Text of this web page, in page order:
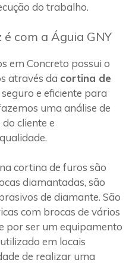
do trabalho.
com a Águia GNY
em Concreto possui o
através da cortina de
e eficiente para
uma análise de
cliente e
cortina de furos são
diamantadas, são
de diamante. São
com brocas de vários
por ser um equipamento
em locais
de realizar uma